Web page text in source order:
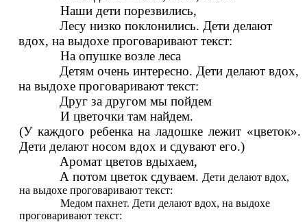
Наши дети порезвились,
Лесу низко поклонились. Дети делают
вдох, на выдохе проговаривают текст:
На опушке возле леса
Детям очень интересно. Дети делают вдох,
на выдохе проговаривают текст:
Друг за другом мы пойдем
И цветочки там найдем.
(У каждого ребенка на ладошке лежит «цветок».
Дети делают носом вдох и сдувают его.)
Аромат цветов вдыхаем,
А потом цветок сдуваем.Дети делают вдох,
на выдохе проговаривают текст:
Медом пахнет. Дети делают вдох, на выдохе
проговаривают текст: